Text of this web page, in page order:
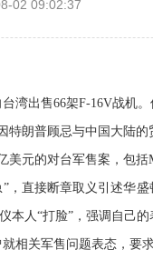
02 09:02:37
湾出售66架F-16V战机
特朗普顾忌与中国大陆
美元的对台军售案，包
，直接断章取义引述华
本人“打脸”，强调自己
相关军售问题表态，